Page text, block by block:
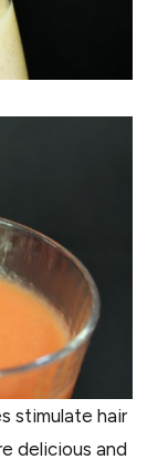
stimulate hair
delicious and